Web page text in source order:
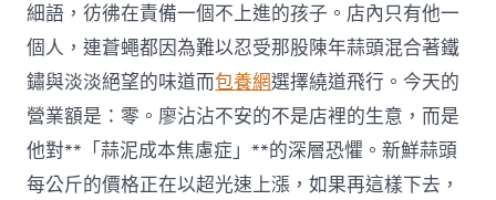
細語，彷彿在責備一個不上進的孩子。店內只有他一
個人，連蒼蠅都因為難以忍受那股陳年蒜頭混合著鐵
鏽與淡淡絕望的味道而包養網選擇繞道飛行。今天的
營業額是：零。廖沾沾不安的不是店裡的生意，而是
他對**「蒜泥成本焦慮症」**的深層恐懼。新鮮蒜頭
每公斤的價格正在以超光速上漲，如果再這樣下去，